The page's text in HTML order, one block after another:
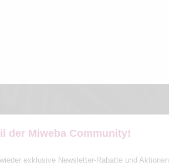
der Miweba Community!
exklusive Newsletter-Rabatte und Aktionen